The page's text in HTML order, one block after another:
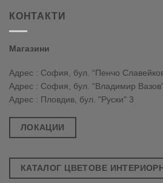
КОНТАКТИ
Магазини
Адрес : София, бул. “Пенчо
Адрес : София, бул. “Владимир
Адрес : Пловдив, бул. "Руски" 3
ЛОКАЦИИ
КАТАЛОГ ЦВЕТОВЕ